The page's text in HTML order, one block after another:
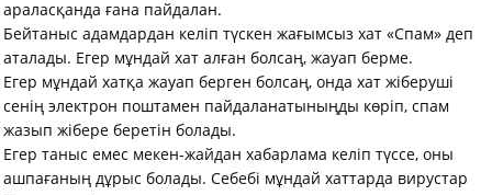
араласқанда ғана пайдалан.
Бейтаныс адамдардан келіп түскен жағымсыз хат «Спам» деп
аталады. Егер мұндай хат алған болсаң, жауап берме.
Егер мұндай хатқа жауап берген болсаң, онда хат жіберуші
сенің электрон поштамен пайдаланатыныңды көріп, спам
жазып жібере беретін болады.
Егер таныс емес мекен-жайдан хабарлама келіп түссе, оны
ашпағаның дұрыс болады. Себебі мұндай хаттарда вирустар